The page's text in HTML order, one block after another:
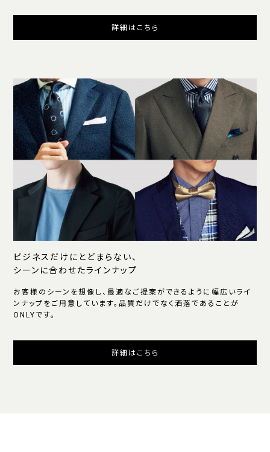
詳細はこちら
ビジネスだけにとどまらない、
シーンに合わせたラインナップ
お客様のシーンを想像し、最適なご提案ができるように幅広いライ
ンナップをご用意しています。品質だけでなく洒落であることが
ONLYです。
詳細はこちら